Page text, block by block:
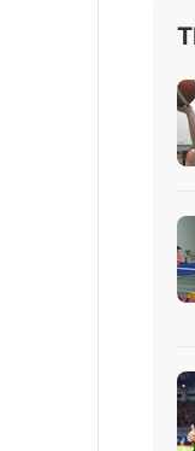
offroad
33